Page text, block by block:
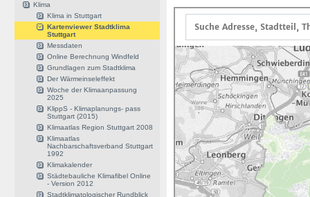
Klima
Klima in Stuttgart
Kartenviewer Stadtklima
Stuttgart
Messdaten
Online Berechnung Windfeld
Grundlagen zum Stadtklima
Der Wärmeinseleffekt
Woche der Klimaanpassung
2025
KlippS - Klimaplanungs- pass
Stuttgart (2015)
Klimaatlas Region Stuttgart 2008
Klimaatlas
Nachbarschaftsverband Stuttgart
1992
Klimakalender
Städtebauliche Klimafibel Online
- Version 2012
Stadtklimatologischer Rundblick